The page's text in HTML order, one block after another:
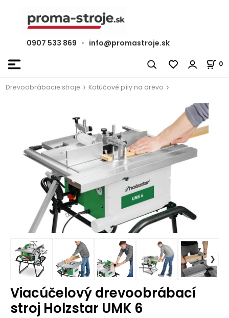
0907 533 869 • info@promastroje.sk
0
Drevoobrábacie stroje Kotúčové píly na drevo
Viacúčelový drevoobrábací
stroj Holzstar UMK 6